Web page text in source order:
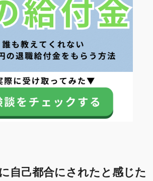
自己都合にされたと感じた